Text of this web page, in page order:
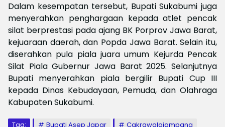
Dalam kesempatan tersebut, Bupati Sukabumi juga
menyerahkan penghargaan kepada atlet pencak
silat berprestasi pada ajang BK Porprov Jawa Barat,
kejuaraan daerah, dan Popda Jawa Barat. Selain itu,
diserahkan pula piala juara umum Kejurda Pencak
Silat Piala Gubernur Jawa Barat 2025. Selanjutnya
Bupati menyerahkan piala bergilir Bupati Cup III
kepada Dinas Kebudayaan, Pemuda, dan Olahraga
Kabupaten Sukabumi.
Tag: Bupati Asep Japar
Cakrawalajampang